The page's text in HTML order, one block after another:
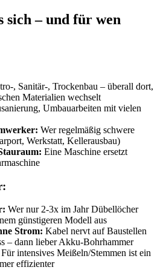
sich – und für wen
, Sanitär-, Trockenbau – überall dort,
Materialien wechselt
Umbauarbeiten mit vielen
Wer regelmäßig schwere
Werkstatt, Kellerausbau)
Eine Maschine ersetzt
Wer nur 2-3x im Jahr Dübellöcher
günstigeren Modell aus
Strom: Kabel nervt auf Baustellen
– dann lieber Akku-Bohrhammer
Für intensives Meißeln/Stemmen ist ein
effizienter